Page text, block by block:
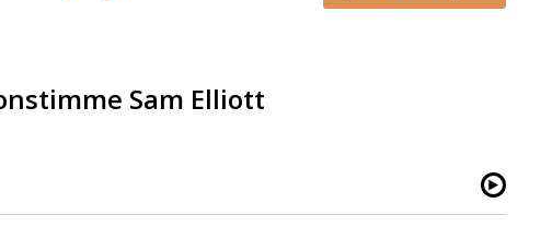
Sam Elliott